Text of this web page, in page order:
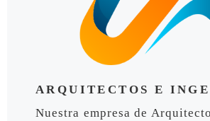
ARQUITECTOS E
Nuestra empresa de